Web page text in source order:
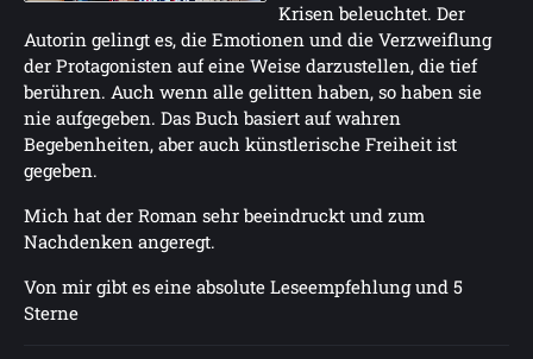
Krisen beleuchtet. Der
Autorin gelingt es, die Emotionen und die Verzweiflung
der Protagonisten auf eine Weise darzustellen, die tief
berühren. Auch wenn alle gelitten haben, so haben sie
nie aufgegeben. Das Buch basiert auf wahren
Begebenheiten, aber auch künstlerische Freiheit ist
gegeben.
Mich hat der Roman sehr beeindruckt und zum
Nachdenken angeregt.
Von mir gibt es eine absolute Leseempfehlung und 5
Sterne